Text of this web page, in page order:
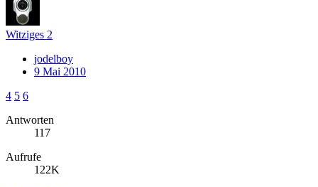
Witziges 2
jodelboy
9 Mai 2010
4 5 6
Antworten
117
Aufrufe
122K